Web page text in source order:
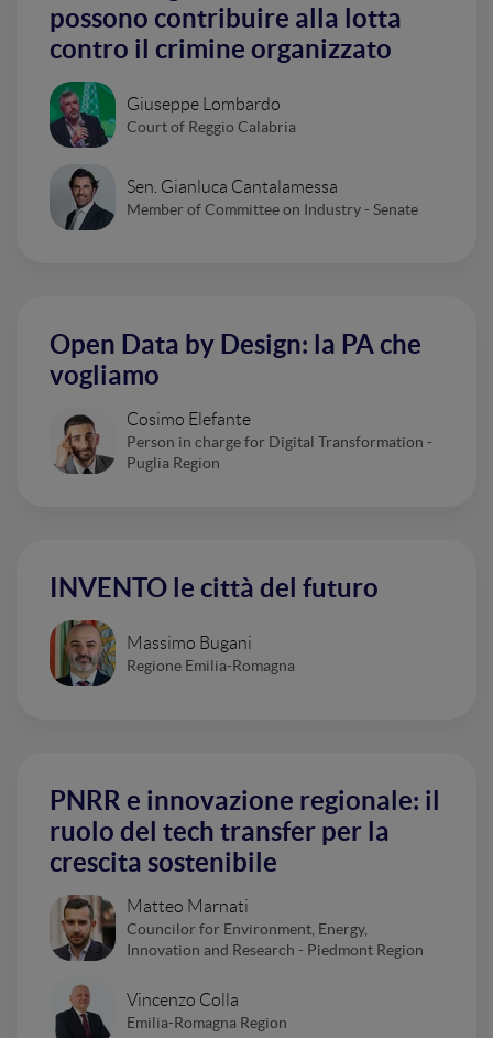
possono contribuire alla lotta
contro il crimine organizzato
Giuseppe Lombardo
Court of Reggio Calabria
Sen. Gianluca Cantalamessa
Member of Committee on Industry - Senate
Open Data by Design: la PA che
vogliamo
Cosimo Elefante
Person in charge for Digital Transformation -
Puglia Region
INVENTO le città del futuro
Massimo Bugani
Regione Emilia-Romagna
PNRR e innovazione regionale: il
ruolo del tech transfer per la
crescita sostenibile
Matteo Marnati
Councilor for Environment, Energy,
Innovation and Research - Piedmont Region
Vincenzo Colla
Emilia-Romagna Region